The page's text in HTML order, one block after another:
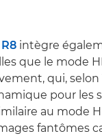
intègre
que le mode
qui, selon
pour les
au mode
fantômes